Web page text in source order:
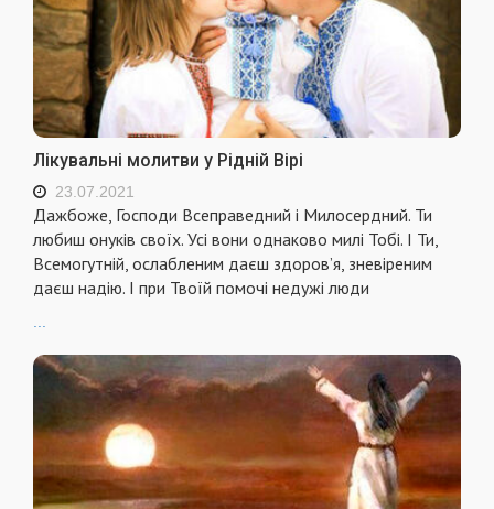
Лікувальні молитви у Рідній Вірі
23.07.2021
Дажбоже, Господи Всеправедний і Милосердний. Ти
любиш онуків своїх. Усі вони однаково милі Тобі. І Ти,
Всемогутній, ослабленим даєш здоров’я, зневіреним
даєш надію. І при Твоїй помочі недужі люди
...